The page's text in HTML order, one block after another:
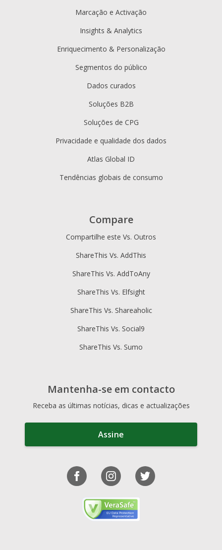
Marcação e Activação
Insights & Analytics
Enriquecimento & Personalização
Segmentos do público
Dados curados
Soluções B2B
Soluções de CPG
Privacidade e qualidade dos dados
Atlas Global ID
Tendências globais de consumo
Compare
Compartilhe este Vs. Outros
ShareThis Vs. AddThis
ShareThis Vs. AddToAny
ShareThis Vs. Elfsight
ShareThis Vs. Shareaholic
ShareThis Vs. Social9
ShareThis Vs. Sumo
Mantenha-se em contacto
Receba as últimas notícias, dicas e actualizações
Assine